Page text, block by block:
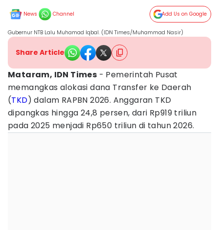
News Channel Add Us on Google
Gubernur NTB Lalu Muhamad Iqbal. (IDN Times/Muhammad Nasir)
Share Article
Mataram, IDN Times - Pemerintah Pusat
memangkas alokasi dana Transfer ke Daerah
(TKD) dalam RAPBN 2026. Anggaran TKD
dipangkas hingga 24,8 persen, dari Rp919 triliun
pada 2025 menjadi Rp650 triliun di tahun 2026.